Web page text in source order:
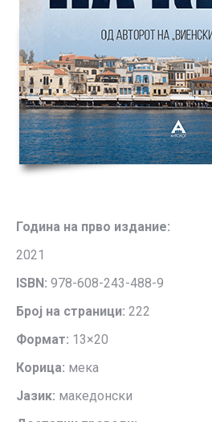
Година на прво издание:
2021
ISBN: 978-608-243-488-9
Број на страници: 222
Формат: 13×20
Корица: мека
Јазик: македонски